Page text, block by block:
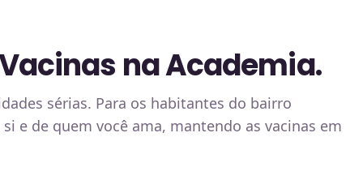
na Academia.
sérias. Para os habitantes do bairro
e de quem você ama, mantendo as vacinas em